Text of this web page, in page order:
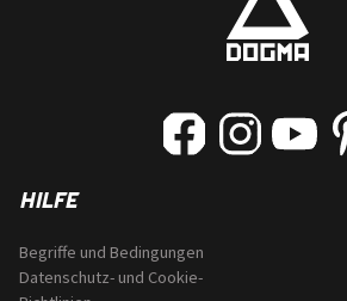
HILFE
Begriffe und Bedingungen
Datenschutz- und Cookie-